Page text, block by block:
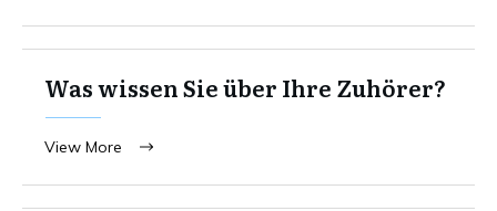
Was wissen Sie über Ihre Zuhörer?
View More